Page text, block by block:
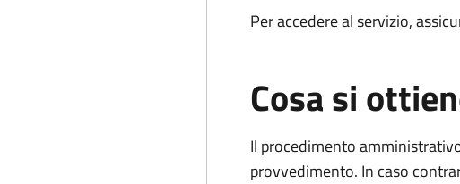
Per accedere al servizio,
Cosa si
Il procedimento
provvedimento. In caso